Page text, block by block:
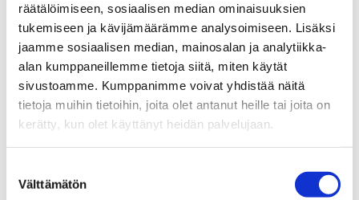
räätälöimiseen, sosiaalisen median ominaisuuksien
tukemiseen ja kävijämäärämme analysoimiseen. Lisäksi
jaamme sosiaalisen median, mainosalan ja analytiikka-
alan kumppaneillemme tietoja siitä, miten käytät
sivustoamme. Kumppanimme voivat yhdistää näitä
tietoja muihin tietoihin, joita olet antanut heille tai joita on
kerätty, kun olet käyttänyt heidän palvelujaan.
valinta
Välttämätön
UUTINEN 10.08.2022
Maksuttomat avoimen yliopiston
verkkokurssit Ohjelmointia Scratch-
perusteet